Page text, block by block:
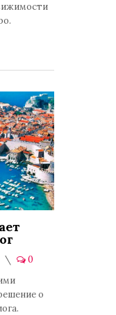
0
о